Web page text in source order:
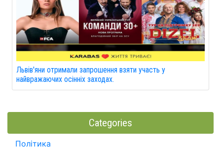
Львів'яни отримали запрошення взяти участь у
найвражаючих осінніх заходах.
Categories
Політика